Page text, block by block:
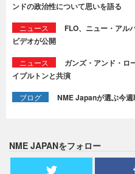
ンドの政治性について思いを語る
ニュース
FLO、ニュー・アル
ビデオが公開
ニュース
ガンズ・アンド・ロ
イプルトンと共演
ブログ NME Japanが選ぶ今
NME JAPANをフォロー